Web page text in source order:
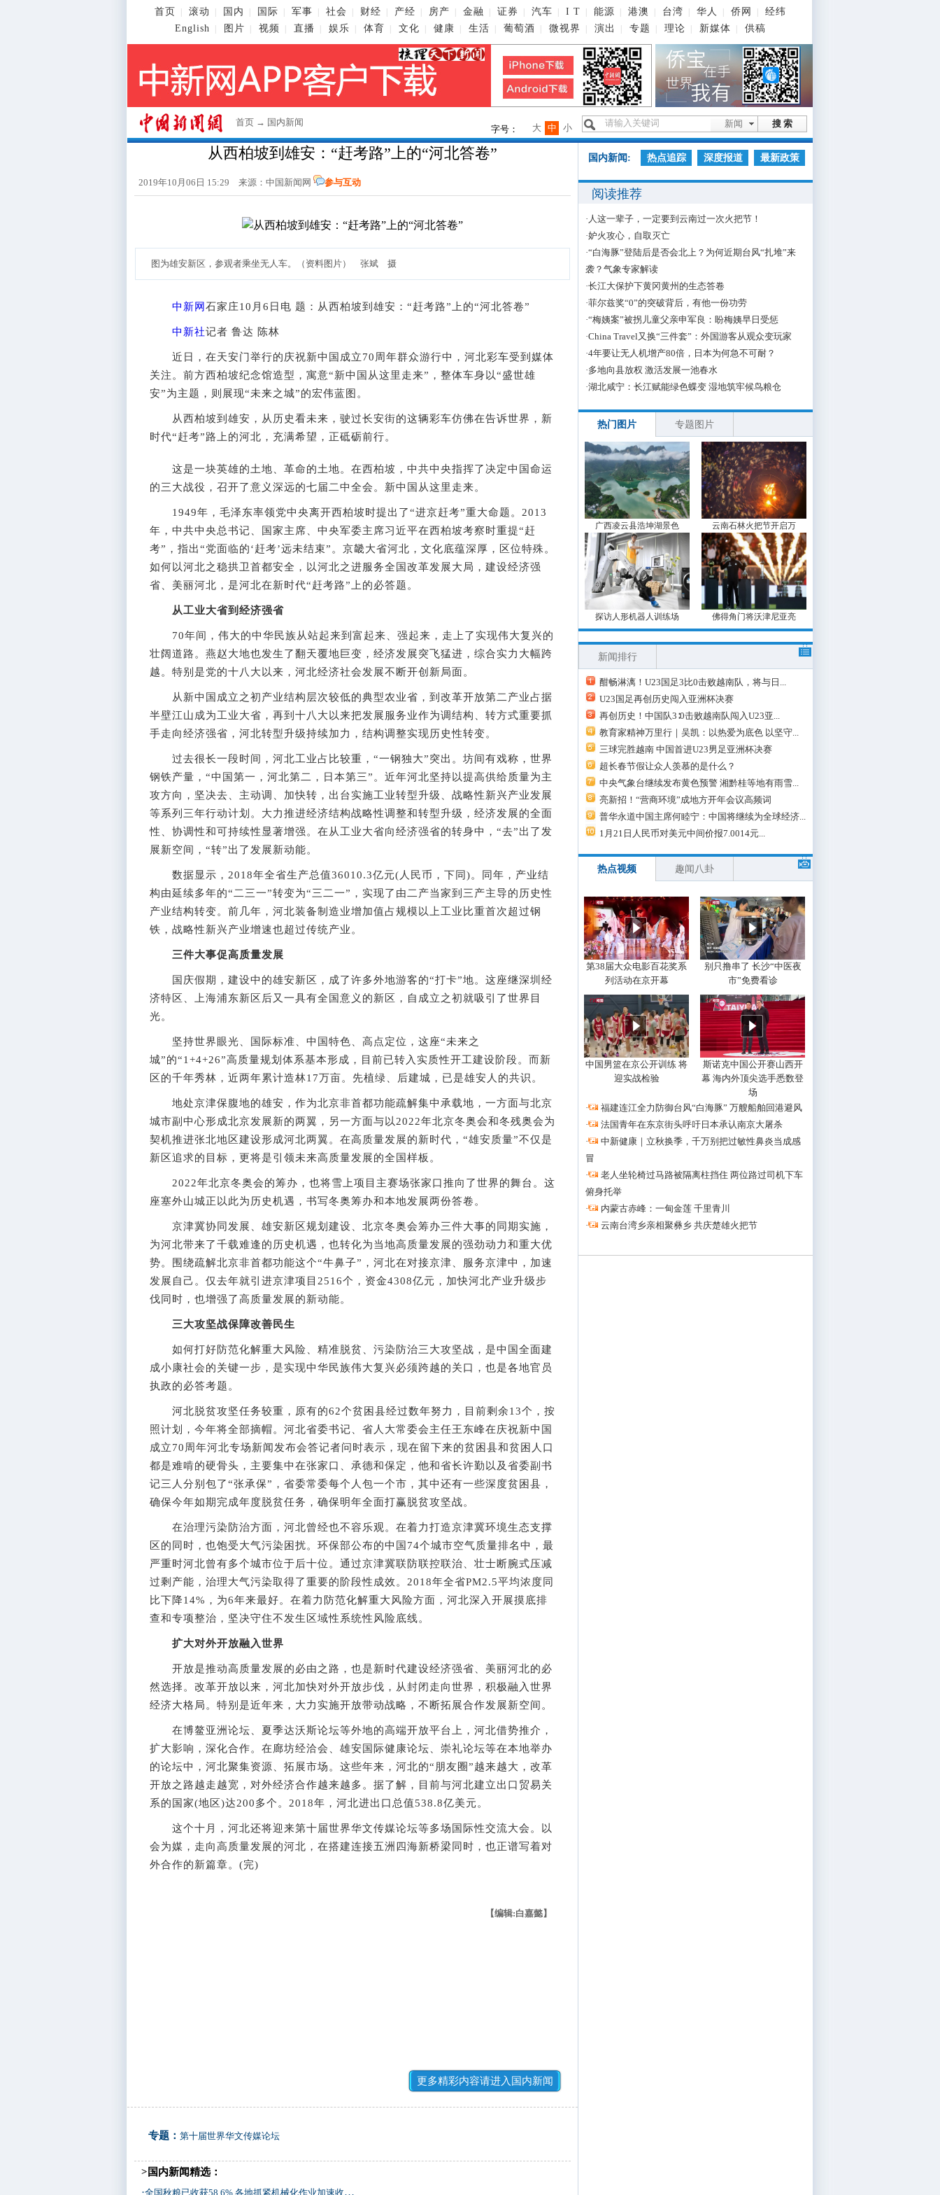
首页 滚动 国内 国际 军事 社会 财经 产经 房产 金融 证券 汽车 I T 能源 港澳 台湾 华人 侨网
经纬
English
图片 视频 直播 娱乐 体育 文化 健康 生活 葡萄酒 微视界 演出 专题 理论 新媒体 供稿
首页 → 国内新闻 搜 索
新闻
字号： 小
中
大
从西柏坡到雄安：“赶考路”上的“河北答卷”
2019年10月06日 15:29 来源： 中国新闻网 参与互动
图为雄安新区，参观者乘坐无人车。（资料图片） 张斌 摄
中新网 石家庄10月6日电 题：从西柏坡到雄安：“赶考路”上的“河北答卷”
中新社记者 鲁达 陈林
近日，在天安门举行的庆祝新中国成立70周年群众游行中，河北彩车受到媒体
关注。前方西柏坡纪念馆造型，寓意“新中国从这里走来”，整体车身以“盛世雄
安”为主题，则展现“未来之城”的宏伟蓝图。
从西柏坡到雄安，从历史看未来，驶过长安街的这辆彩车仿佛在告诉世界，新
时代“赶考”路上的河北，充满希望，正砥砺前行。
这是一块英雄的土地、革命的土地。在西柏坡，中共中央指挥了决定中国命运
的三大战役，召开了意义深远的七届二中全会。新中国从这里走来。
1949年，毛泽东率领党中央离开西柏坡时提出了“进京赶考”重大命题。2013
年，中共中央总书记、国家主席、中央军委主席习近平在西柏坡考察时重提“赶
考”，指出“党面临的‘赶考’远未结束”。京畿大省河北，文化底蕴深厚，区位特殊。
如何以河北之稳拱卫首都安全，以河北之进服务全国改革发展大局，建设经济强
省、美丽河北，是河北在新时代“赶考路”上的必答题。
从工业大省到经济强省
70年间，伟大的中华民族从站起来到富起来、强起来，走上了实现伟大复兴的
壮阔道路。燕赵大地也发生了翻天覆地巨变，经济发展突飞猛进，综合实力大幅跨
越。特别是党的十八大以来，河北经济社会发展不断开创新局面。
从新中国成立之初产业结构层次较低的典型农业省，到改革开放第二产业占据
半壁江山成为工业大省，再到十八大以来把发展服务业作为调结构、转方式重要抓
手走向经济强省，河北转型升级持续加力，结构调整实现历史性转变。
过去很长一段时间，河北工业占比较重，“一钢独大”突出。坊间有戏称，世界
钢铁产量，“中国第一，河北第二，日本第三”。近年河北坚持以提高供给质量为主
攻方向，坚决去、主动调、加快转，出台实施工业转型升级、战略性新兴产业发展
等系列三年行动计划。大力推进经济结构战略性调整和转型升级，经济发展的全面
性、协调性和可持续性显著增强。在从工业大省向经济强省的转身中，“去”出了发
展新空间，“转”出了发展新动能。
数据显示，2018年全省生产总值36010.3亿元(人民币，下同)。同年，产业结
构由延续多年的“二三一”转变为“三二一”，实现了由二产当家到三产主导的历史性
产业结构转变。前几年，河北装备制造业增加值占规模以上工业比重首次超过钢
铁，战略性新兴产业增速也超过传统产业。
三件大事促高质量发展
国庆假期，建设中的雄安新区，成了许多外地游客的“打卡”地。这座继深圳经
济特区、上海浦东新区后又一具有全国意义的新区，自成立之初就吸引了世界目
光。
坚持世界眼光、国际标准、中国特色、高点定位，这座“未来之
城”的“1+4+26”高质量规划体系基本形成，目前已转入实质性开工建设阶段。而新
区的千年秀林，近两年累计造林17万亩。先植绿、后建城，已是雄安人的共识。
地处京津保腹地的雄安，作为北京非首都功能疏解集中承载地，一方面与北京
城市副中心形成北京发展新的两翼，另一方面与以2022年北京冬奥会和冬残奥会为
契机推进张北地区建设形成河北两翼。在高质量发展的新时代，“雄安质量”不仅是
新区追求的目标，更将是引领未来高质量发展的全国样板。
2022年北京冬奥会的筹办，也将雪上项目主赛场张家口推向了世界的舞台。这
座塞外山城正以此为历史机遇，书写冬奥筹办和本地发展两份答卷。
京津冀协同发展、雄安新区规划建设、北京冬奥会筹办三件大事的同期实施，
为河北带来了千载难逢的历史机遇，也转化为当地高质量发展的强劲动力和重大优
势。围绕疏解北京非首都功能这个“牛鼻子”，河北在对接京津、服务京津中，加速
发展自己。仅去年就引进京津项目2516个，资金4308亿元，加快河北产业升级步
伐同时，也增强了高质量发展的新动能。
三大攻坚战保障改善民生
如何打好防范化解重大风险、精准脱贫、污染防治三大攻坚战，是中国全面建
成小康社会的关键一步，是实现中华民族伟大复兴必须跨越的关口，也是各地官员
执政的必答考题。
河北脱贫攻坚任务较重，原有的62个贫困县经过数年努力，目前剩余13个，按
照计划，今年将全部摘帽。河北省委书记、省人大常委会主任王东峰在庆祝新中国
成立70周年河北专场新闻发布会答记者问时表示，现在留下来的贫困县和贫困人口
都是难啃的硬骨头，主要集中在张家口、承德和保定，他和省长许勤以及省委副书
记三人分别包了“张承保”，省委常委每个人包一个市，其中还有一些深度贫困县，
确保今年如期完成年度脱贫任务，确保明年全面打赢脱贫攻坚战。
在治理污染防治方面，河北曾经也不容乐观。在着力打造京津冀环境生态支撑
区的同时，也饱受大气污染困扰。环保部公布的中国74个城市空气质量排名中，最
严重时河北曾有多个城市位于后十位。通过京津冀联防联控联治、壮士断腕式压减
过剩产能，治理大气污染取得了重要的阶段性成效。2018年全省PM2.5平均浓度同
比下降14%，为6年来最好。在着力防范化解重大风险方面，河北深入开展摸底排
查和专项整治，坚决守住不发生区域性系统性风险底线。
扩大对外开放融入世界
开放是推动高质量发展的必由之路，也是新时代建设经济强省、美丽河北的必
然选择。改革开放以来，河北加快对外开放步伐，从封闭走向世界，积极融入世界
经济大格局。特别是近年来，大力实施开放带动战略，不断拓展合作发展新空间。
在博鳌亚洲论坛、夏季达沃斯论坛等外地的高端开放平台上，河北借势推介，
扩大影响，深化合作。在廊坊经洽会、雄安国际健康论坛、崇礼论坛等在本地举办
的论坛中，河北聚集资源、拓展市场。这些年来，河北的“朋友圈”越来越大，改革
开放之路越走越宽，对外经济合作越来越多。据了解，目前与河北建立出口贸易关
系的国家(地区)达200多个。2018年，河北进出口总值538.8亿美元。
这个十月，河北还将迎来第十届世界华文传媒论坛等多场国际性交流大会。以
会为媒，走向高质量发展的河北，在搭建连接五洲四海新桥梁同时，也正谱写着对
外合作的新篇章。(完)
【编辑:白嘉懿】
更多精彩内容请进入国内新闻
专题： 第十届世界华文传媒论坛
>国内新闻精选：
·全国秋粮已收获58.6% 各地抓紧机械化作业加速收获进度
国内新闻: 热点追踪 深度报道 最新政策
阅读推荐
· 人这一辈子，一定要到云南过一次火把节！
·妒火攻心，自取灭亡
·“白海豚”登陆后是否会北上？为何近期台风“扎堆”来
袭？气象专家解读
·长江大保护下黄冈黄州的生态答卷
·菲尔兹奖“0”的突破背后，有他一份功劳
·“梅姨案”被拐儿童父亲申军良：盼梅姨早日受惩
·China Travel又换“三件套”：外国游客从观众变玩家
·4年要让无人机增产80倍，日本为何急不可耐？
·多地向县放权 激活发展一池春水
·湖北咸宁：长江赋能绿色蝶变 湿地筑牢候鸟粮仓
热门图片 专题图片
广西凌云县浩坤湖景色 云南石林火把节开启万
探访人形机器人训练场 佛得角门将沃津尼亚亮
新闻排行
酣畅淋漓！U23国足3比0击败越南队，将与日...
U23国足再创历史闯入亚洲杯决赛
再创历史！中国队3∶0击败越南队闯入U23亚...
教育家精神万里行｜吴凯：以热爱为底色 以坚守...
三球完胜越南 中国首进U23男足亚洲杯决赛
超长春节假让众人羡慕的是什么？
中央气象台继续发布黄色预警 湘黔桂等地有雨雪...
亮新招！“营商环境”成地方开年会议高频词
普华永道中国主席何睦宁：中国将继续为全球经济...
1月21日人民币对美元中间价报7.0014元...
热点视频 趣闻八卦
第38届大众电影百花奖系
列活动在京开幕
别只撸串了 长沙“中医夜
市”免费看诊
中国男篮在京公开训练 将
迎实战检验
斯诺克中国公开赛山西开
幕 海内外顶尖选手悉数登
场
·
福建连江全力防御台风“白海豚” 万艘船舶回港避风
·
法国青年在东京街头呼吁日本承认南京大屠杀
·
中新健康｜立秋换季，千万别把过敏性鼻炎当成感
冒
·
老人坐轮椅过马路被隔离柱挡住 两位路过司机下车
俯身托举
·
内蒙古赤峰：一甸金莲 千里青川
·
云南台湾乡亲相聚彝乡 共庆楚雄火把节